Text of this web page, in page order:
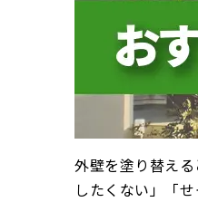
外壁を塗り替え
したくない」「